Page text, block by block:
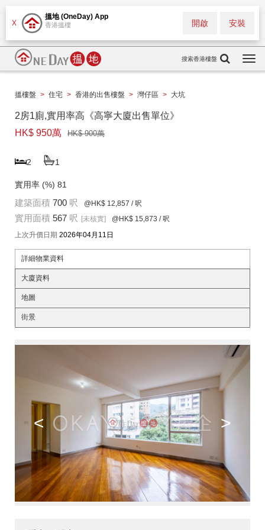
X
搵地 (OneDay) App
香港搵樓 安裝
開啟
搜索香港樓盤
搵樓盤 > 住宅 > 香港的出售樓盤 > 灣仔區 > 大坑
2房1廁,實用率高《高寧大廈出售單位》
HK$ 950萬
HK$ 900萬
2 1
實用率 (%) 81
建築面積 700 呎 @HK$ 12,857 / 呎
實用面積 567 呎 [未核實] @HK$ 15,873 / 呎
上次升價日期 2026年04月11日
詳細物業資料
大廈資料
地圖
街景
< >